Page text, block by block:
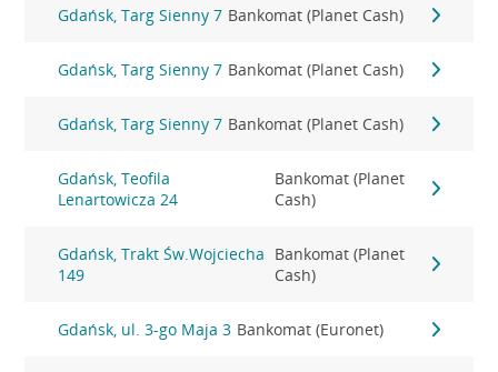
Gdańsk, Targ Sienny 7 Bankomat (Planet Cash)
Gdańsk, Targ Sienny 7 Bankomat (Planet Cash)
Gdańsk, Targ Sienny 7 Bankomat (Planet Cash)
Gdańsk, Teofila
Lenartowicza 24
Bankomat (Planet
Cash)
Gdańsk, Trakt Św.Wojciecha
149
Bankomat (Planet
Cash)
Gdańsk, ul. 3-go Maja 3 Bankomat (Euronet)